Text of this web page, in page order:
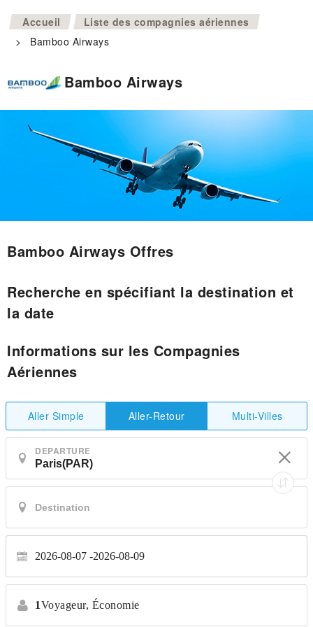
Accueil >
Liste des compagnies aériennes
>
Bamboo Airways
Bamboo Airways
Bamboo Airways Offres
Recherche en spécifiant la destination et
la date
Informations sur les Compagnies
Aériennes
Aller Simple Aller-Retour Multi-Villes
DEPARTURE
2026-08-07 2026-08-09
1Voyageur, Économie